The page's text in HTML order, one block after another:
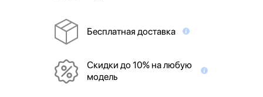
Бесплатная доставка
Скидки до 10% на любую
модель